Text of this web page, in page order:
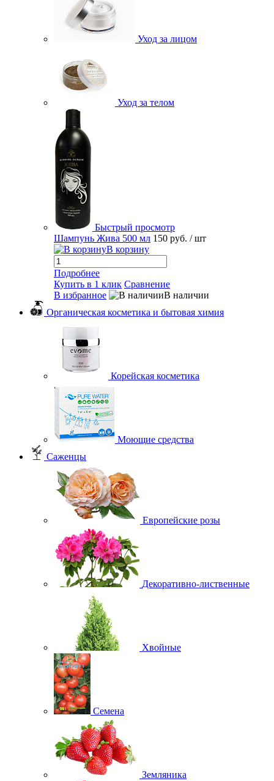
Уход за лицом
Уход за телом
Быстрый просмотр
Шампунь Жива 500 мл 150 руб. / шт
В корзину
Подробнее
Купить в 1 клик Сравнение
В избранное
В наличии
Органическая косметика и бытовая химия
Корейская косметика
Моющие средства
Саженцы
Европейские розы
Декоративно-лиственные
Хвойные
Семена
Земляника